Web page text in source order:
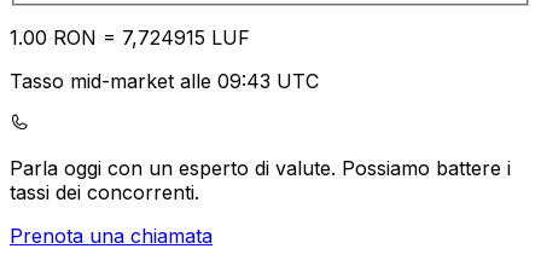
1.00 RON = 7,724915 LUF
Tasso mid-market alle 09:43 UTC
Parla oggi con un esperto di valute. Possiamo battere i
tassi dei concorrenti.
Prenota una chiamata